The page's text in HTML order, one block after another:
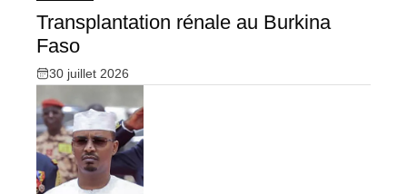
Transplantation rénale au Burkina
Faso
30 juillet 2026